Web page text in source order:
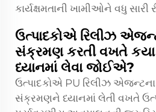
કાર્યક્ષમતાની ખામીઓને વધુ સારી
ઉત્પાદકોએ રિલીઝ
સંક્રમણ કરતી વખતે કયા
ધ્યાનમાં લેવા જોઈએ?
ઉત્પાદકોએ PU રિલીઝ એજન્ટના
સંક્રમણને ધ્યાનમાં લેતી વખતે